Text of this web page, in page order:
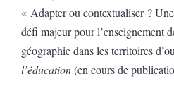
« Adapter ou contextualiser ?
défi majeur pour l’enseignement
géographie dans les territoires
l’éducation(en cours de